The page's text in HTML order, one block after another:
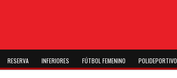
RESERVA INFERIORES FÚTBOL FEMENINO POLIDEPORTIVO